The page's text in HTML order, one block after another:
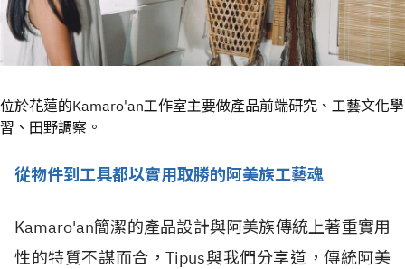
位於花蓮的Kamaro'an工作室主要做產品前端研究、工藝文化學
習、田野調察。
從物件到工具都以實用取勝的阿美族工藝魂
Kamaro'an簡潔的產品設計與阿美族傳統上著重實用
性的特質不謀而合，Tipus與我們分享道，傳統阿美